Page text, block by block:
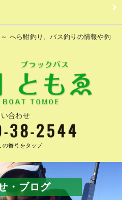
へら鮒釣り、バス釣りの情報や釣
合わせ
の番号をタップ
・ブログ